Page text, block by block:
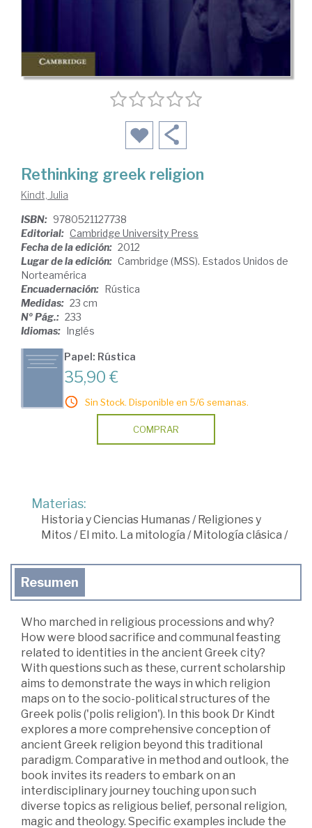
Rethinking greek religion
Kindt, Julia
ISBN: 9780521127738
Editorial: Cambridge University Press
Fecha de la edición: 2012
Lugar de la edición: Cambridge (MSS). Estados Unidos de
Norteamérica
Encuadernación: Rústica
Medidas: 23 cm
Nº Pág.: 233
Idiomas: Inglés
Papel: Rústica
35,90 €
Sin Stock. Disponible en 5/6 semanas.
COMPRAR
Materias:
Historia y Ciencias Humanas/ Religiones y
Mitos/ El mito. La mitología / Mitología clásica /
Resumen
Who marched in religious processions and why?
How were blood sacrifice and communal feasting
related to identities in the ancient Greek city?
With questions such as these, current scholarship
aims to demonstrate the ways in which religion
maps on to the socio-political structures of the
Greek polis ('polis religion'). In this book Dr Kindt
explores a more comprehensive conception of
ancient Greek religion beyond this traditional
paradigm. Comparative in method and outlook, the
book invites its readers to embark on an
interdisciplinary journey touching upon such
diverse topics as religious belief, personal religion,
magic and theology. Specific examples include the